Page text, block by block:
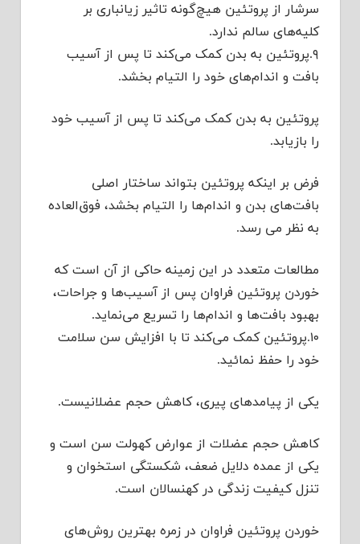
سرشار از پروتئین هیچ‌گونه تاثیر زیانباری بر
کلیه‌های سالم ندارد.
۹.پروتئین به بدن کمک می‌کند تا پس از آسیب
بافت و اندام‌های خود را التیام بخشد.
پروتئین به بدن کمک می‌کند تا پس از آسیب‌ خود
را بازیابد.
فرض بر اینکه پروتئین بتواند ساختار اصلی
بافت‌های بدن و اندام‌ها را التیام بخشد، فوق‌العاده
به نظر می رسد.
مطالعات متعدد در این زمینه حاکی از آن است که
خوردن پروتئین فراوان پس از آسیب‌ها و جراحات،
بهبود بافت‌ها و اندام‌ها را تسریع می‌نماید.
۱۰.پروتئین کمک می‌کند تا با افزایش سن سلامت
خود را حفظ نمائید.
یکی از پیامدهای پیری، کاهش حجم عضلانیست.
کاهش حجم عضلات از عوارض کهولت سن است و
یکی از عمده دلایل ضعف، شکستگی استخوان و
تنزل کیفیت زندگی در کهنسالان است.
خوردن پروتئین فراوان در زمره بهترین روش‌های